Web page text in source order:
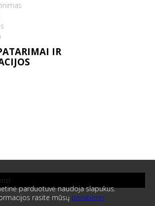
parduotuvė naudoja slapukus.
rasite mūsų privatumo
IR